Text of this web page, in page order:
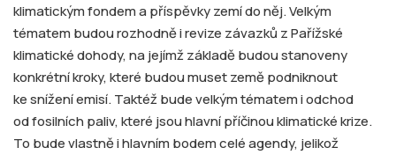
klimatickým fondem a příspěvky zemí do něj. Velkým
tématem budou rozhodně i revize závazků z Pařížské
klimatické dohody, na jejímž základě budou stanoveny
konkrétní kroky, které budou muset země podniknout
ke snížení emisí. Taktéž bude velkým tématem i odchod
od fosilních paliv, které jsou hlavní příčinou klimatické krize.
To bude vlastně i hlavním bodem celé agendy, jelikož